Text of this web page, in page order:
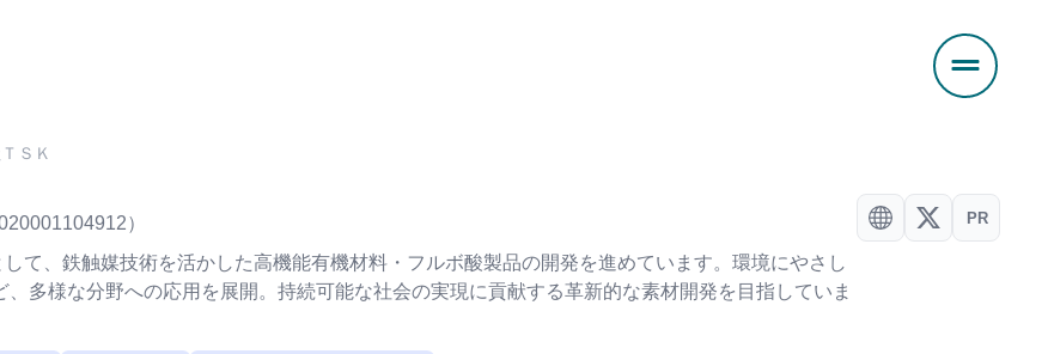
ＳＫ
）
て、鉄触媒技術を活かした高機能有機材料・フルボ酸製品の開発を進めています。環境にやさし
多様な分野への応用を展開。持続可能な社会の実現に貢献する革新的な素材開発を目指していま
PR